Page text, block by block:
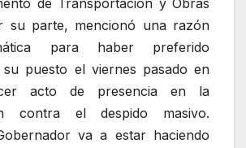
de Transportación y Obras
su parte, mencionó una razón
para haber preferido
su puesto el viernes pasado en
acto de presencia en la
contra el despido masivo.
va a estar haciendo